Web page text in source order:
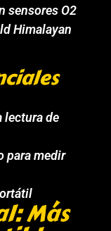
sensores O2
Himalayan
lectura de
para medir
Más